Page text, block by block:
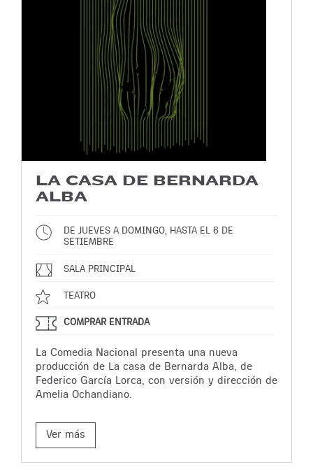
LA CASA DE BERNARDA
ALBA
DE JUEVES A DOMINGO, HASTA EL 6 DE
SETIEMBRE
SALA PRINCIPAL
TEATRO
COMPRAR ENTRADA
La Comedia Nacional presenta una nueva
producción de La casa de Bernarda Alba, de
Federico García Lorca, con versión y dirección de
Amelia Ochandiano.
Ver más